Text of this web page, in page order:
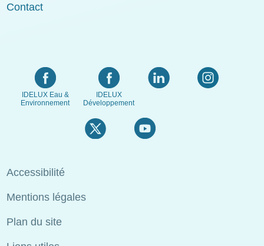
Contact
IDELUX Eau &
Environnement
IDELUX
Développement
Menu
de
page
Accessibilité
Mentions légales
Plan du site